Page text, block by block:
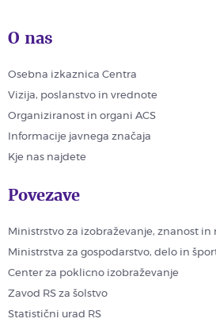
O nas
Osebna izkaznica Centra
Vizija, poslanstvo in vrednote
Organiziranost in organi ACS
Informacije javnega značaja
Kje nas najdete
Povezave
Ministrstvo za izobraževanje, znanost
Ministrstva za gospodarstvo, delo in
Center za poklicno izobraževanje
Zavod RS za šolstvo
Statistični urad RS